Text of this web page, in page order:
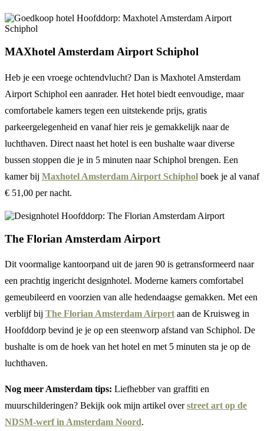
MAXhotel Amsterdam Airport Schiphol
Heb je een vroege ochtendvlucht? Dan is Maxhotel Amsterdam
Airport Schiphol een aanrader. Het hotel biedt eenvoudige, maar
comfortabele kamers tegen een uitstekende prijs, gratis
parkeergelegenheid en vanaf hier reis je gemakkelijk naar de
luchthaven. Direct naast het hotel is een bushalte waar diverse
bussen stoppen die je in 5 minuten naar Schiphol brengen. Een
kamer bij Maxhotel Amsterdam Airport Schiphol boek je al vanaf
€ 51,00 per nacht.
The Florian Amsterdam Airport
Dit voormalige kantoorpand uit de jaren 90 is getransformeerd naar
een prachtig ingericht designhotel. Moderne kamers comfortabel
gemeubileerd en voorzien van alle hedendaagse gemakken. Met een
verblijf bij The Florian Amsterdam Airport aan de Kruisweg in
Hoofddorp bevind je je op een steenworp afstand van Schiphol. De
bushalte is om de hoek van het hotel en met 5 minuten sta je op de
luchthaven.
Nog meer Amsterdam tips: Liefhebber van graffiti en
muurschilderingen? Bekijk ook mijn artikel overstreet art op de
NDSM-werf in Amsterdam Noord.